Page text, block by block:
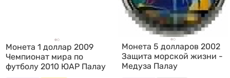
Монета 1 доллар 2009
Чемпионат мира по
футболу 2010 ЮАР Палау
Монета 5 долларов 2002
Защита морской жизни -
Медуза Палау